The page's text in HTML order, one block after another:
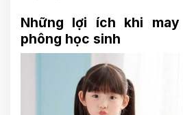
Những lợi ích khi
phông học sinh